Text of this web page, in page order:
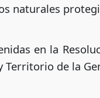
naturales
en la
de la